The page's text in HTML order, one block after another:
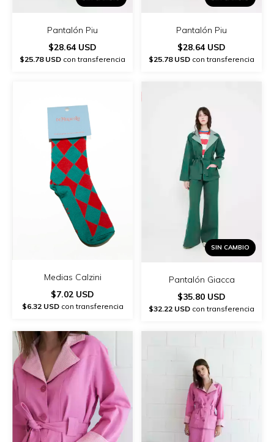
Pantalón Piu
$28.64 USD
$25.78 USD con transferencia
Pantalón Piu
$28.64 USD
$25.78 USD con transferencia
Medias Calzini
$7.02 USD
$6.32 USDcon transferencia
SIN CAMBIO
Pantalón Giacca
$35.80 USD
$32.22 USD con transferencia